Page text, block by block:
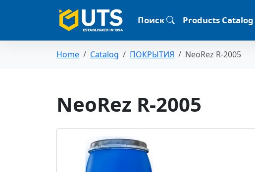
Поиск Products Catalog
Home Catalog ПОКРЫТИЯ NeoRez R-2005
NeoRez R-2005